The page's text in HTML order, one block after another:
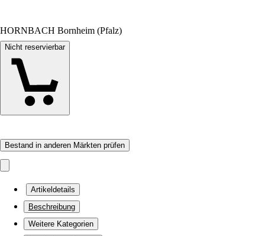
HORNBACH Bornheim (Pfalz)
Nicht reservierbar
Bestand in anderen Märkten prüfen
Artikeldetails
Beschreibung
Weitere Kategorien